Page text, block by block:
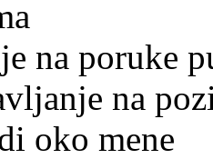
na poruke
na
oko mene